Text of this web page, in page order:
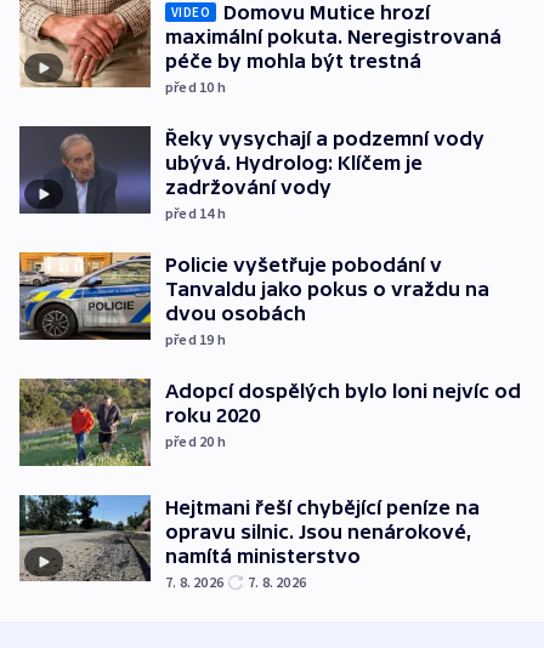
VIDEO
Domovu Mutice hrozí
maximální pokuta. Neregistrovaná
péče by mohla být trestná
před 10 h
Řeky vysychají a podzemní vody
ubývá. Hydrolog: Klíčem je
zadržování vody
před 14h
Policie vyšetřuje pobodání v
Tanvaldu jako pokus o vraždu na
dvou osobách
před 19 h
Adopcí dospělých bylo loni nejvíc od
roku 2020
před 20 h
Hejtmani řeší chybějící peníze na
opravu silnic. Jsou nenárokové,
namítá ministerstvo
7. 8. 2026 7. 8. 2026